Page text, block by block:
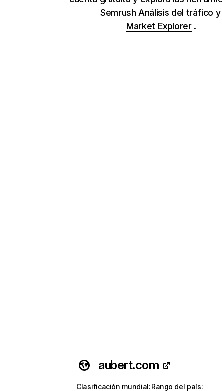
Semrush Análisis del tráfico y
Market Explorer.
aubert.com
Clasificación mundial:Rango del país: